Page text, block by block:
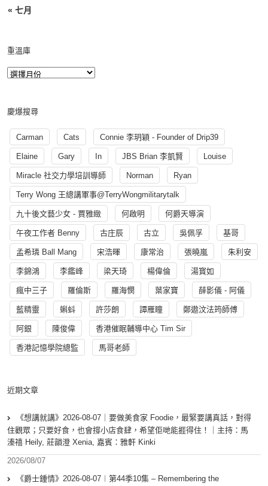
« 七月
重溫庫
慶爆搜尋
Carman Cats Connie 李玥穎 - Founder of Drip39
Elaine Gary In JBS Brian 李凱賢 Louise
Miracle 社交力學培訓導師 Norman Ryan
Terry Wong 王總講軍事@TerryWongmilitarytalk
九十後文藝少女 - 賈雅緻 何啟明 何爵天導演
午夜工作者 Benny 古庄辰 古立 吳佩孚 基哥
孟希璘 Ball Mang 宋浩暉 康常治 張曉嵐 朱利安
李錦鴻 李鑑峰 梁天琦 楊偉倫 湯寳如
瘋中三子 羅倫斯 羅海憫 葉家寶 薛影儀 - 阿儀
藍精靈 蝌蚪 許莎朗 譚雁瞳 鄭遨汶法筠師傅
阿銀 陳俊偉 香港催眠輔導中心 Tim Sir
香港記憶學院總監 馬哥老師
近期文章
《想講就講》2026-08-07｜要做美食家 Foodie，最緊要講真話，對得
住觀眾；只要好食，也會撐小店食肆，希望佢哋能捱得住！｜主持：馬
溱禧 Heily, 莊韻澄 Xenia, 嘉賓：雅軒 Kinki
2026/08/07
《爵士鍾情》2026-08-07︱第44季10集 – Remembering the